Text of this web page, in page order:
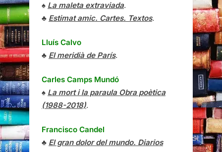
♠ La maleta extraviada.
♣ Estimat amic. Cartes. Textos.
Lluís Calvo
♣ El meridià de París.
Carles Camps Mundó
♠ La mort i la paraula Obra poètica
(1988-2018).
Francisco Candel
♣ El gran dolor del mundo. Diarios